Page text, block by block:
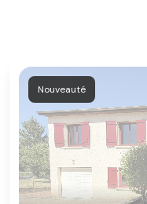
Nouveauté